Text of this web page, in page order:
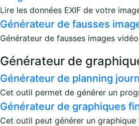
Lire les données EXIF de votre
Générateur de fausses
Générateur de fausses images vidéo
Générateur de
Générateur de planning
Cet outil permet de générer un
Générateur de graphiques
Cet outil peut générer un